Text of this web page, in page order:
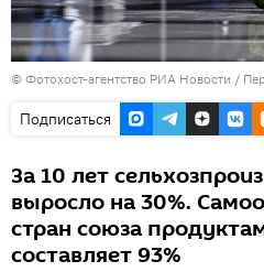
© Фотохост-агентство РИА Новости /
Подписаться
За 10 лет
выросло на 30%.
стран союза
составляет 93%